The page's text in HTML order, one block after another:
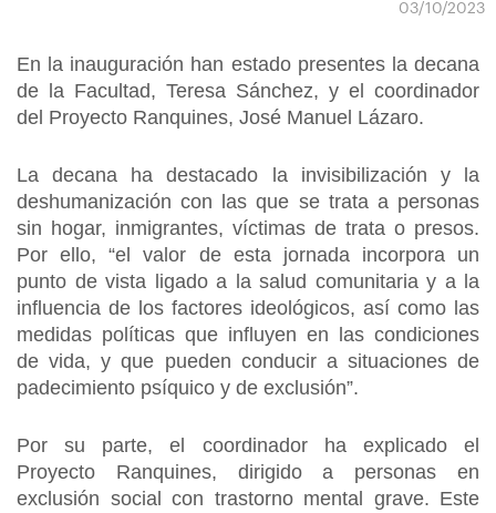
03/10/2023
En la inauguración han estado presentes la decana
de la Facultad, Teresa Sánchez, y el coordinador
del Proyecto Ranquines, José Manuel Lázaro.
La decana ha destacado la invisibilización y la
deshumanización con las que se trata a personas
sin hogar, inmigrantes, víctimas de trata o presos.
Por ello, “el valor de esta jornada incorpora un
punto de vista ligado a la salud comunitaria y a la
influencia de los factores ideológicos, así como las
medidas políticas que influyen en las condiciones
de vida, y que pueden conducir a situaciones de
padecimiento psíquico y de exclusión”.
Por su parte, el coordinador ha explicado el
Proyecto Ranquines, dirigido a personas en
exclusión social con trastorno mental grave. Este